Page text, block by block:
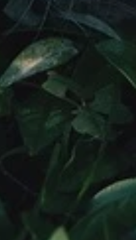
KLÁNOVICKÁ SPOJKA
KRUHOVÝ OBJEZD V
KULTURNÍ MOZAIKA
NÁDRAŽÍ PRAHA -